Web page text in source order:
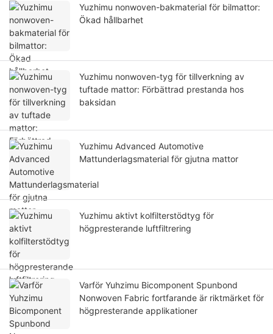
Yuzhimu nonwoven-bakmaterial för bilmattor:
Ökad hållbarhet
Yuzhimu nonwoven-tyg för tillverkning av
tuftade mattor: Förbättrad prestanda hos
baksidan
Yuzhimu Advanced Automotive
Mattunderlagsmaterial för gjutna mattor
Yuzhimu aktivt kolfilterstödtyg för
högpresterande luftfiltrering
Varför Yuhzimu Bicomponent Spunbond
Nonwoven Fabric fortfarande är riktmärket för
högpresterande applikationer